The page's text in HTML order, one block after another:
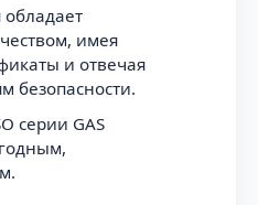
имея
и отвечая
безопасности.
серии GAS